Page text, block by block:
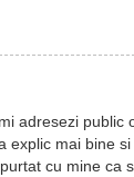
adresezi public
mai bine
cu mine ca